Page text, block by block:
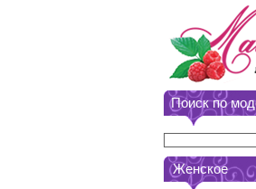
Поиск по
Женское